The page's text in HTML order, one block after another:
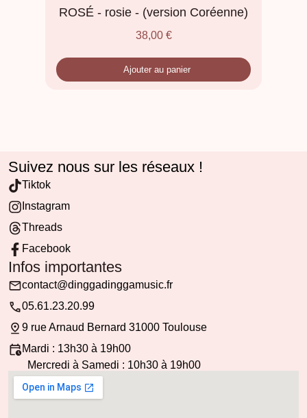
ROSÉ - rosie - (version Coréenne)
38,00 €
Ajouter au panier
Suivez nous sur les réseaux !
Tiktok
Instagram
Threads
Facebook
Infos importantes
contact@dinggadinggamusic.fr
05.61.23.20.99
9 rue Arnaud Bernard 31000 Toulouse
Mardi : 13h30 à 19h00
Mercredi à Samedi : 10h30 à 19h00